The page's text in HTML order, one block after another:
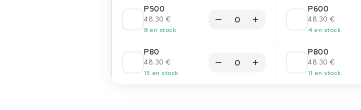
P500
48.30 €
8 en stock
P600
48.30 €
4 en stock
P80
48.30 €
15 en stock
P800
48.30 €
11 en stock